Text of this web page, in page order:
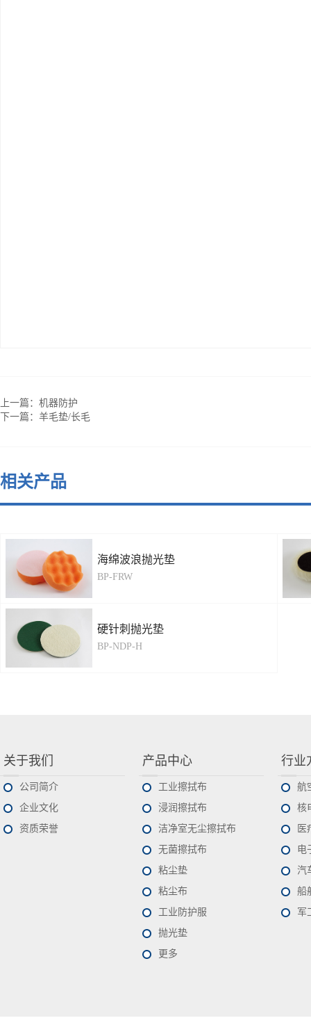
上一篇： 机器防护
下一篇： 羊毛垫/长毛
相关产品
海绵波浪抛光垫
BP-FRW
硬针刺抛光垫
BP-NDP-H
关于我们
公司简介
企业文化
资质荣誉
产品中心
工业擦拭布
浸润擦拭布
洁净室无尘擦拭布
无菌擦拭布
粘尘垫
粘尘布
工业防护服
抛光垫
更多
行业
航
核
医
电
汽
船
军